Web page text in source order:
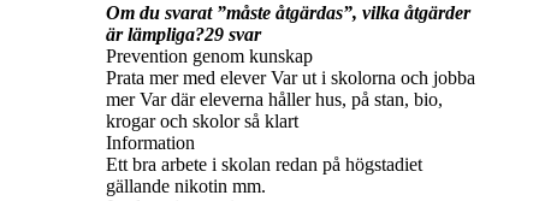
Om du svarat ”måste åtgärdas”, vilka åtgärder
är lämpliga?29 svar
Prevention genom kunskap
Prata mer med elever Var ut i skolorna och jobba
mer Var där eleverna håller hus, på stan, bio,
krogar och skolor så klart
Information
Ett bra arbete i skolan redan på högstadiet
gällande nikotin mm.